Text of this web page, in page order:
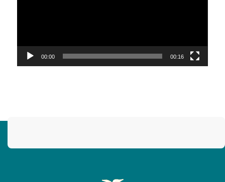
00:00 00:16